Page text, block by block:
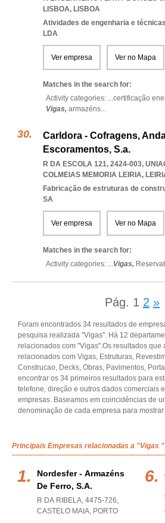
LISBOA, LISBOA
Atividades de engenharia e
LDA
Ver empresa Ver no Mapa
Matches in the search for:
Activity categories: ...certificação
Vigas, armazéns...
Carldora - Cofragens,
Escoramentos, S.a.
R DA ESCOLA 121, 2424-003,
COLMEIAS MEMORIA LEIRIA,
Fabricação de estruturas de
SA
Ver empresa Ver no Mapa
Matches in the search for:
Activity categories: ...Vigas,
Pág. 1 2 »
Foram encontrados 34 resultados de
pesquisa realizada "Vigas". Há 12
relacionados com "Vigas".Os resultados que
relacionados com Vigas, Estruturas,
Construcao, Decks, Obras, Pavimentos,
encontrar os 34 primeiros resultados para
telefone, direção e outros dados comerciais
empresas. Baseamos em coincidências de
denominação de cada empresa para
Principais Empresas relacionadas a "Vigas
Nordesfer - Armazéns
De Ferro, S.a.
R DA RIBELA, 4475-726,
CASTELO MAIA, PORTO